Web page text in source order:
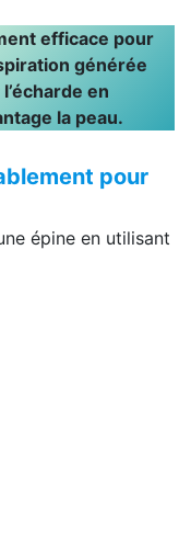
efficace pour
générée
en
la peau.
pour
épine en utilisant